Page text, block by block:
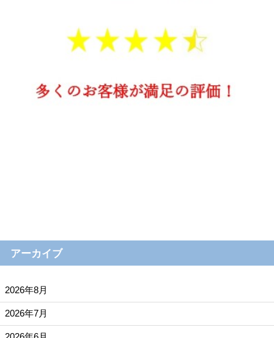
アーカイブ
2026年8月
2026年7月